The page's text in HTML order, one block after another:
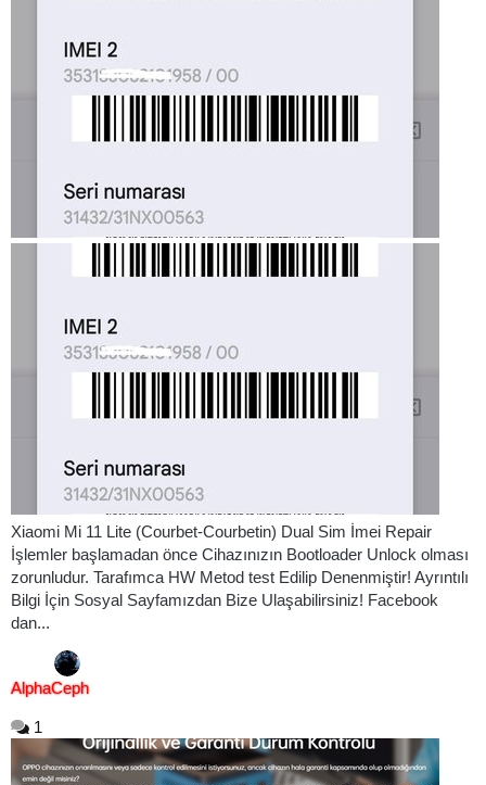
Xiaomi Mi 11 Lite (Courbet-Courbetin) Dual Sim İmei Repair
İşlemler başlamadan önce Cihazınızın Bootloader Unlock olması
zorunludur. Tarafımca HW Metod test Edilip Denenmiştir! Ayrıntılı
Bilgi İçin Sosyal Sayfamızdan Bize Ulaşabilirsiniz! Facebook
dan...
AlphaCeph
1